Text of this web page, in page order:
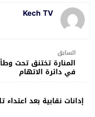
Kech TV
السابق
المنارة تختنق تحت
في دائرة الاتهام
إدانات نقابية بعد